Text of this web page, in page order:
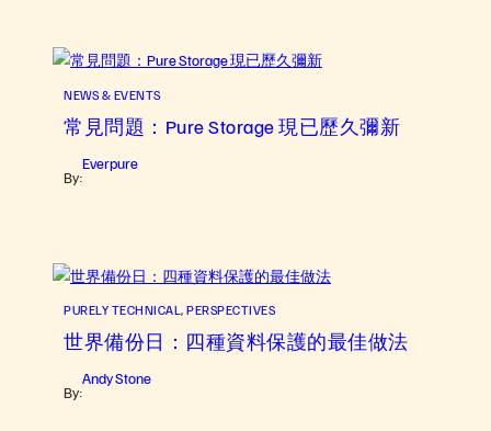
NEWS & EVENTS
常見問題：Pure Storage 現已歷久彌新
By:
Everpure
PURELY TECHNICAL, PERSPECTIVES
世界備份日：四種資料保護的最佳做法
By:
Andy Stone